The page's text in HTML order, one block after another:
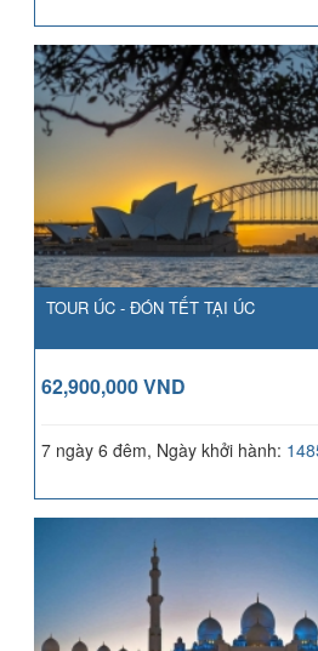
TOUR ÚC - ĐÓN TẾT TẠI ÚC
62,900,000 VND
7 ngày 6 đêm, Ngày khởi hành: